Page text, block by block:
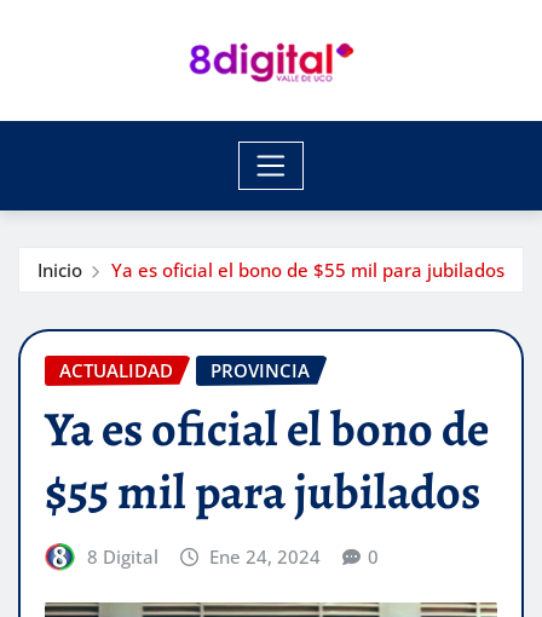
Inicio Ya es oficial el bono de $55 mil para jubilados
ACTUALIDAD PROVINCIA
Ya es oficial el bono de
$55 mil para jubilados
8 Digital Ene 24, 2024 0